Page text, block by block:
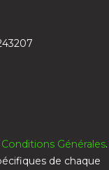
Conditions Générales.
de chaque